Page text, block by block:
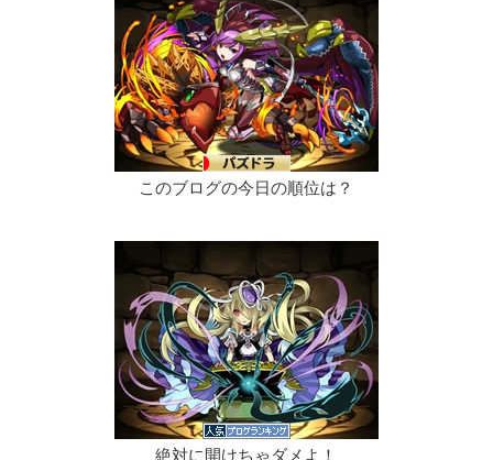
このブログの今日の順位は？
絶対に開けちゃダメよ！